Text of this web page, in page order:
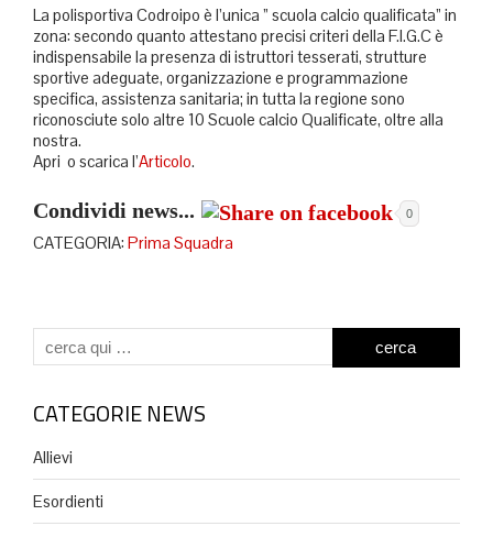
La polisportiva Codroipo è l’unica ” scuola calcio qualificata” in
zona: secondo quanto attestano precisi criteri della F.I.G.C è
indispensabile la presenza di istruttori tesserati, strutture
sportive adeguate, organizzazione e programmazione
specifica, assistenza sanitaria; in tutta la regione sono
riconosciute solo altre 10 Scuole calcio Qualificate, oltre alla
nostra.
Apri o scarica l’Articolo.
Condividi news... 0
CATEGORIA: Prima Squadra
CATEGORIE NEWS
Allievi
Esordienti